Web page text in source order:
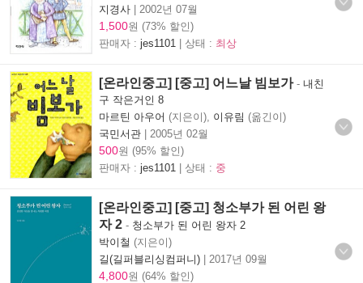
지경사 | 2002년 07월
1,500원 (73% 할인)
판매자 : jes1101 | 상태 : 최상
[온라인중고] [중고] 어느날 빔보가- 내친
구 작은거인 8
마르틴 아우어 (지은이), 이유림 (옮긴이)
국민서관 | 2005년 02월
500원 (95% 할인)
판매자 : jes1101 | 상태 : 중
[온라인중고] [중고] 청소부가 된 어린 왕
자 2 - 청소부가 된 어린 왕자 2
박이철 (지은이)
길(길퍼블리싱컴퍼니) | 2017년 09월
4,800원 (64% 할인)